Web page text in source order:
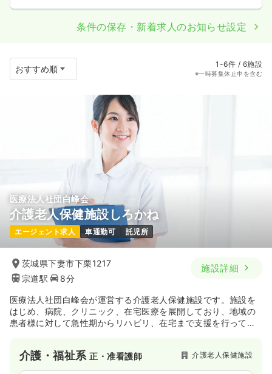
条件の保存・新着求人のお知らせ設定
1-6件 / 6施設
※一時募集休止中を含む
医療法人社団白峰会
介護老人保健施設しろかね
エージェント求人 車通勤可 託児所
茨城県下妻市下栗1217
宗道駅
8分
施設詳細
医療法人社団白峰会が運営する介護老人保健施設です。施設を
はじめ、病院、クリニック、在宅医療を展開しており、地域の
患者様に対して急性期からリハビリ、在宅まで支援を行ってい
介護・福祉系正・准看護師 介護老人保健施設